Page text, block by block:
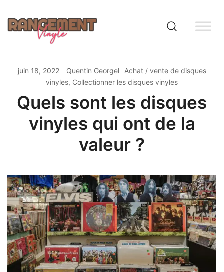
content
juin 18, 2022 Quentin Georgel
Achat / vente de disques
vinyles, Collectionner les disques vinyles
Quels sont les disques
vinyles qui ont de la
valeur ?